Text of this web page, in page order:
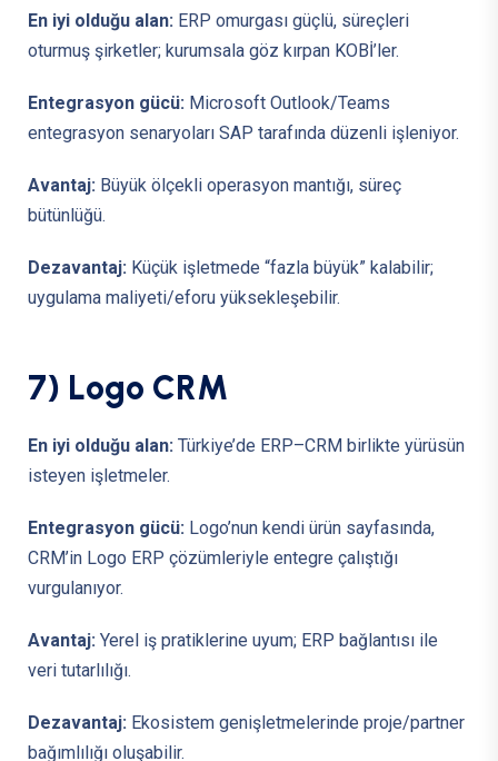
En iyi olduğu alan: ERP omurgası güçlü, süreçleri
oturmuş şirketler; kurumsala göz kırpan KOBİ’ler.
Entegrasyon gücü: Microsoft Outlook/Teams
entegrasyon senaryoları SAP tarafında düzenli işleniyor.
Avantaj: Büyük ölçekli operasyon mantığı, süreç
bütünlüğü.
Dezavantaj: Küçük işletmede “fazla büyük” kalabilir;
uygulama maliyeti/eforu yüksekleşebilir.
7) Logo CRM
En iyi olduğu alan: Türkiye’de ERP–CRM birlikte yürüsün
isteyen işletmeler.
Entegrasyon gücü: Logo’nun kendi ürün sayfasında,
CRM’in Logo ERP çözümleriyle entegre çalıştığı
vurgulanıyor.
Avantaj: Yerel iş pratiklerine uyum; ERP bağlantısı ile
veri tutarlılığı.
Dezavantaj: Ekosistem genişletmelerinde proje/partner
bağımlılığı oluşabilir.